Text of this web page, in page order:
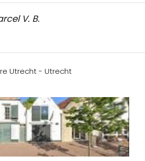
V. B.
Utrecht - Utrecht